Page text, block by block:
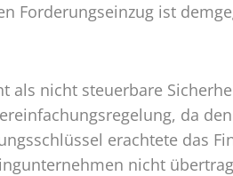
Forderungseinzug ist
als nicht steuerbare
da
erachtete das
nicht